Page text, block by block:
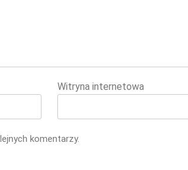
Witryna internetowa
komentarzy.